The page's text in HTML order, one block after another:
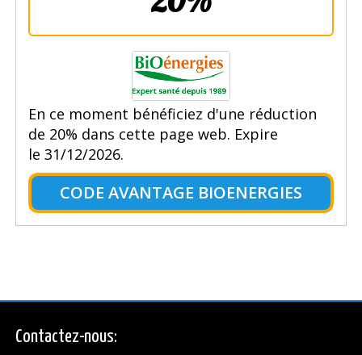
En ce moment bénéficiez d'une réduction
de 20% dans cette page web. Expire
le 31/12/2026.
CODE AVANTAGE BIOENERGIES
Contactez-nous: